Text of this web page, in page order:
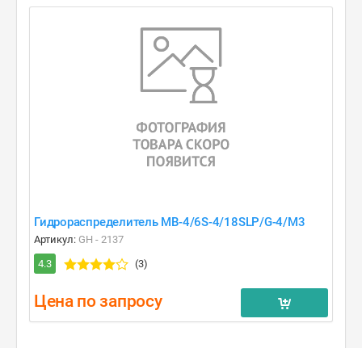
Гидрораспределитель MB-4/6S-4/18SLP/G-4/M3
Артикул: GH - 2137
4.3
(3)
Цена по запросу